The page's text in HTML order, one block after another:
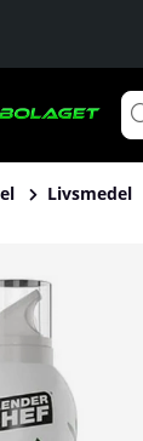
Livsmedel
Spray, 200